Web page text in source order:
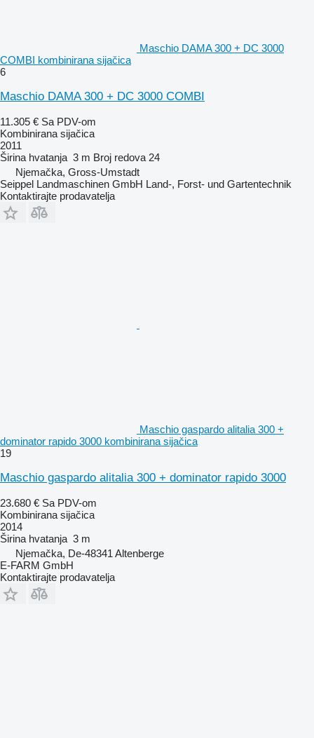
Maschio DAMA 300 + DC 3000
COMBI kombinirana sijačica
6
Maschio DAMA 300 + DC 3000 COMBI
11.305 € Sa PDV-om
Kombinirana sijačica
2011
Širina hvatanja 3 m Broj redova 24
Njemačka, Gross-Umstadt
Seippel Landmaschinen GmbH Land-, Forst- und Gartentechnik
Kontaktirajte prodavatelja
Maschio gaspardo alitalia 300 +
dominator rapido 3000 kombinirana sijačica
19
Maschio gaspardo alitalia 300 + dominator rapido 3000
23.680 € Sa PDV-om
Kombinirana sijačica
2014
Širina hvatanja 3 m
Njemačka, De-48341 Altenberge
E-FARM GmbH
Kontaktirajte prodavatelja